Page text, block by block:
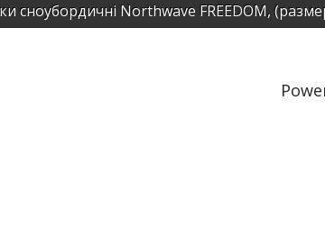
чорні
сноубордичні Northwave FREEDOM,